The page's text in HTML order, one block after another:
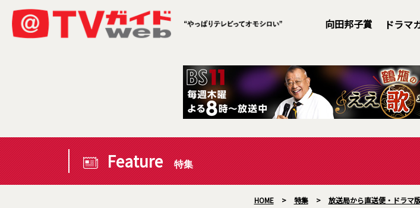
向田邦子賞 ドラマ
Feature 特集
HOME > 特集 > 放送局から直送便・ドラマ